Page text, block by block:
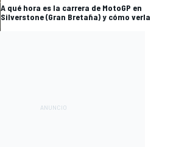
A qué hora es la carrera de MotoGP en
Silverstone (Gran Bretaña) y cómo verla